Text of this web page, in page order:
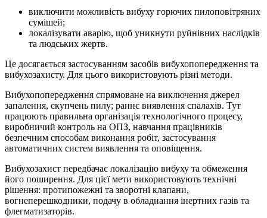
виключити можливість вибуху горючих пилоповітряних
сумішей;
локалізувати аварію, щоб уникнути руйнівних наслідків
та людських жертв.
Це досягається застосуванням засобів вибухопопередження та
вибухозахисту. Для цього використовують різні методи.
Вибухопопередження спрямоване на виключення джерел
запалення, скупчень пилу; раннє виявлення спалахів. Тут
працюють правильна організація технологічного процесу,
виробничий контроль на ОПЗ, навчання працівників
безпечним способам виконання робіт, застосування
автоматичних систем виявлення та оповіщення.
Вибухозахист передбачає локалізацію вибуху та обмеження
його поширення. Для цієї мети використовують технічні
рішення: протипожежні та зворотні клапани,
вогнеперешкодники, подачу в обладнання інертних газів та
флегматизаторів.